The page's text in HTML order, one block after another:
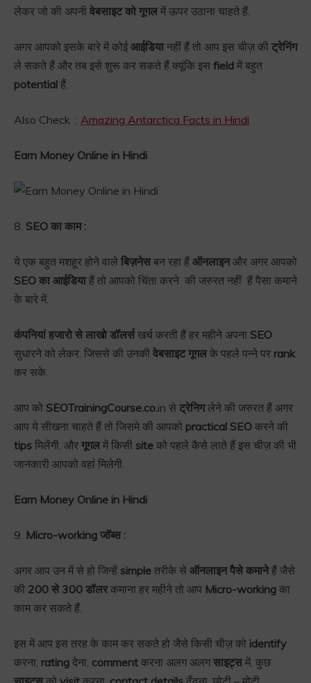
लेकर जो की अपनी वेबसाइट को गूगल में ऊपर उठाना चाहते हैं.
अगर आपको इसके बारे में कोईआईडियानहीं हैं तो आप इस चीज़ की ट्रेनिंग
ले सकते हैं और तब इसे शुरू कर सकते हैं क्यूंकि इस field में बहुत
potential हैं.
Also Check : Amazing Antarctica Facts in Hindi
Earn Money Online in Hindi
8. SEO का काम :
ये एक बहुत मशहूर होने वाले बिज़नेसबन रहा हैं ऑनलाइनऔर अगर आपको
SEO का आईडियाहैं तो आपको चिंता करने की जरुरत नहीं हैं पैसा कमाने
के बारे में.
कंपनियां हजारो से लाखो डॉलर्सखर्च करती हैं हर महीने अपना SEO
सुधारने को लेकर. जिससे की उनकी वेबसाइट गूगल के पहले पन्ने पर rank
कर सके.
आप को SEOTrainingCourse.co.in से ट्रेनिगलेने की जरुरत हैं अगर
आप ये सीखना चाहते हैं तो जिसमे की आपको practical SEO करने की
tips मिलेंगी, और गूगल में किसी site को पहले कैसे लाते हैं इस चीज़ की भी
जानकारी आपको वहां मिलेगी.
Earn Money Online in Hindi
9. Micro-working जॉब्स :
अगर आप उन में से हो जिन्हें simple तरीके से ऑनलाइन पैसे कमानेहैं जैसे
की 200 से 300 डॉलरकमाना हर महीने तो आप Micro-working का
काम कर सकते हैं.
इस में आप इस तरह के काम कर सकते हो जैसे किसी चीज़ को identify
करना, rating देना, comment करना अलग अलगसाइट्समें, कुछ